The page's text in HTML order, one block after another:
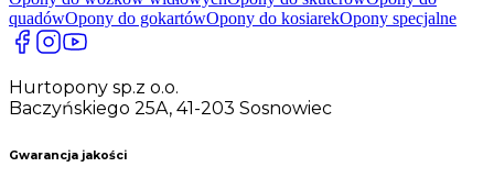
quadówOpony do gokartówOpony do kosiarekOpony specjalne
Hurtopony sp.z o.o.
Baczyńskiego 25A, 41-203 Sosnowiec
Gwarancja jakości